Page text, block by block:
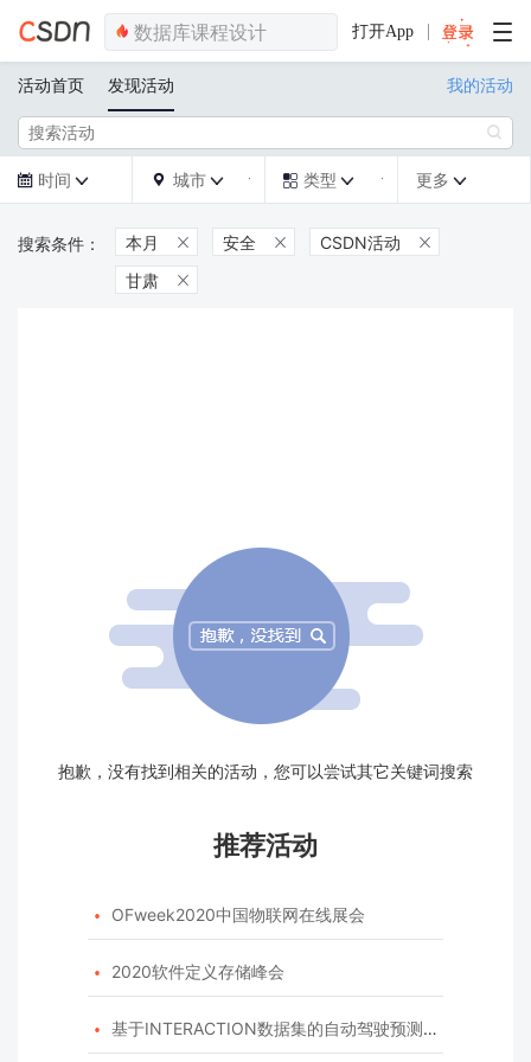
打开App
活动首页 发现活动 我的活动

 时间   城市   类型  更多 
本月  安全  CSDN活动 
甘肃 
抱歉，没有找到相关的活动，您可以尝试其它关键词搜索
推荐活动
 OFweek2020中国物联网在线展会
 2020软件定义存储峰会
 基于INTERACTION数据集的自动驾驶预测模型挑战赛